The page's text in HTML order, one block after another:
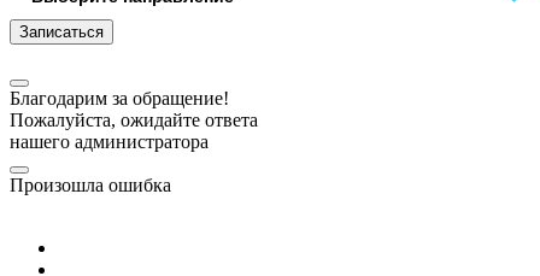
Записаться
Благодарим за обращение!
Пожалуйста, ожидайте ответа
нашего администратора
Произошла ошибка